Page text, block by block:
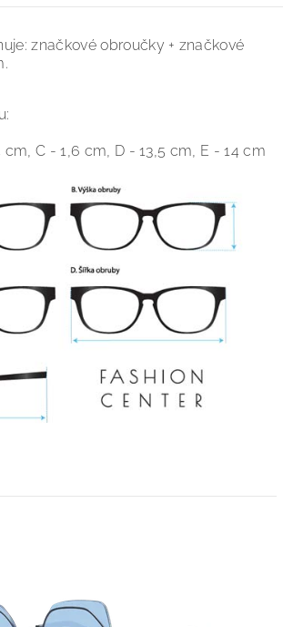
značkové obroučky + značkové
C - 1,6 cm, D - 13,5 cm, E - 14 cm